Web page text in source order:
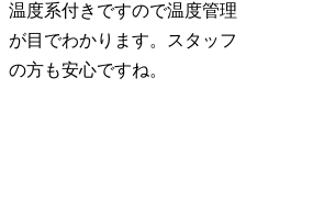
温度系付きですので温度管理
が目でわかります。スタッフ
の方も安心ですね。